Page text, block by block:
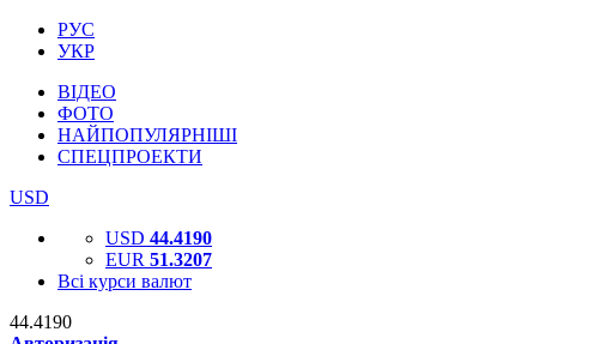
РУС
УКР
ВІДЕО
ФОТО
НАЙПОПУЛЯРНІШІ
СПЕЦПРОЕКТИ
USD
USD 44.4190
EUR 51.3207
Всі курси валют
44.4190